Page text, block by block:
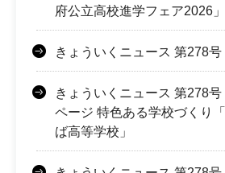
府公立高校進学フェア2026
きょういくニュース 第278号
きょういくニュース 第278
ページ 特色ある学校づくり
ば高等学校」